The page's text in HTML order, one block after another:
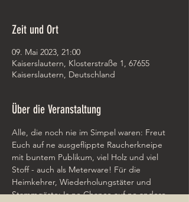
Zeit und Ort
09. Mai 2023, 21:00
Kaiserslautern, Klosterstraße 1, 67655
Kaiserslautern, Deutschland
Über die Veranstaltung
Alle, die noch nie im Simpel waren: Freut
Euch auf ne ausgeflippte Raucherkneipe
mit buntem Publikum, viel Holz und viel
Stoff - auch als Meterware! Für die
Heimkehrer, Wiederholungstäter und
Stammgäste: Is ne Chance auf ne andere